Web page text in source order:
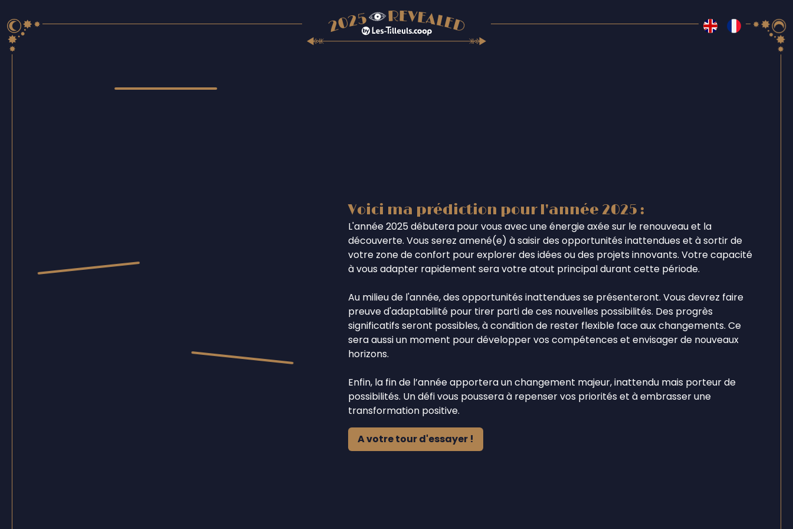
Voici ma prédiction pour l'année 2025 :
L'année 2025 débutera pour vous avec une énergie axée sur le renouveau et la
découverte. Vous serez amené(e) à saisir des opportunités inattendues et à sortir de
votre zone de confort pour explorer des idées ou des projets innovants. Votre capacité
à vous adapter rapidement sera votre atout principal durant cette période.
Au milieu de l'année, des opportunités inattendues se présenteront. Vous devrez faire
preuve d'adaptabilité pour tirer parti de ces nouvelles possibilités. Des progrès
significatifs seront possibles, à condition de rester flexible face aux changements. Ce
sera aussi un moment pour développer vos compétences et envisager de nouveaux
horizons.
Enfin, la fin de l’année apportera un changement majeur, inattendu mais porteur de
possibilités. Un défi vous poussera à repenser vos priorités et à embrasser une
transformation positive.
A votre tour d'essayer !